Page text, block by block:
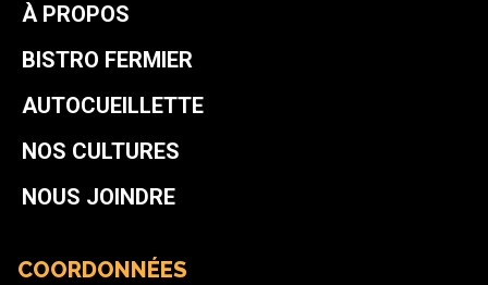
À PROPOS
BISTRO FERMIER
AUTOCUEILLETTE
NOS CULTURES
NOUS JOINDRE
COORDONNÉES